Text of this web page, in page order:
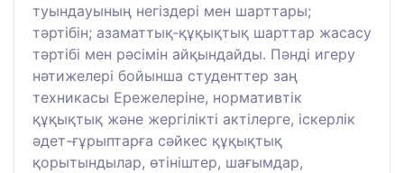
туындауының негіздері мен шарттары;
тәртібін; азаматтық-құқықтық шарттар жасасу
тәртібі мен рәсімін айқындайды. Пәнді игеру
нәтижелері бойынша студенттер заң
техникасы Ережелеріне, нормативтік
құқықтық және жергілікті актілерге, іскерлік
әдет-ғұрыптарға сәйкес құқықтық
қорытындылар, өтініштер, шағымдар,